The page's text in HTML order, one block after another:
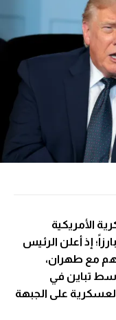
الأمريكية
إذ أعلن الرئيس
مع طهران،
تباين في
على الجبهة